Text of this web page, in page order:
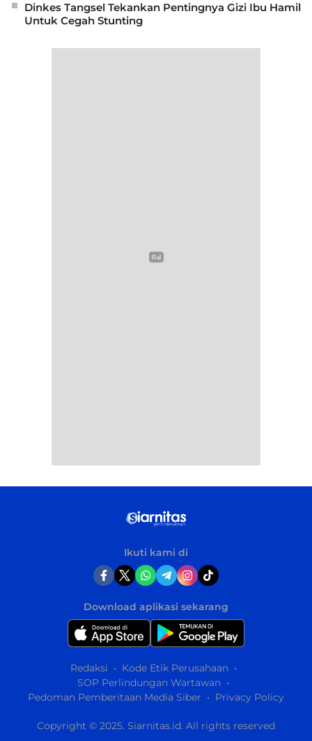
Dinkes Tangsel Tekankan Pentingnya Gizi Ibu Hamil
Untuk Cegah Stunting
Ikuti kami di
Download aplikasi sekarang
Redaksi
Kode Etik Perusahaan
SOP Perlindungan Wartawan
Pedoman Pemberitaan Media Siber
Privacy Policy
Copyright © 2025. Siarnitas.id. All rights reserved